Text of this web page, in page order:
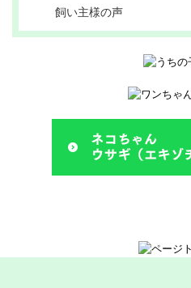
飼い主様の声